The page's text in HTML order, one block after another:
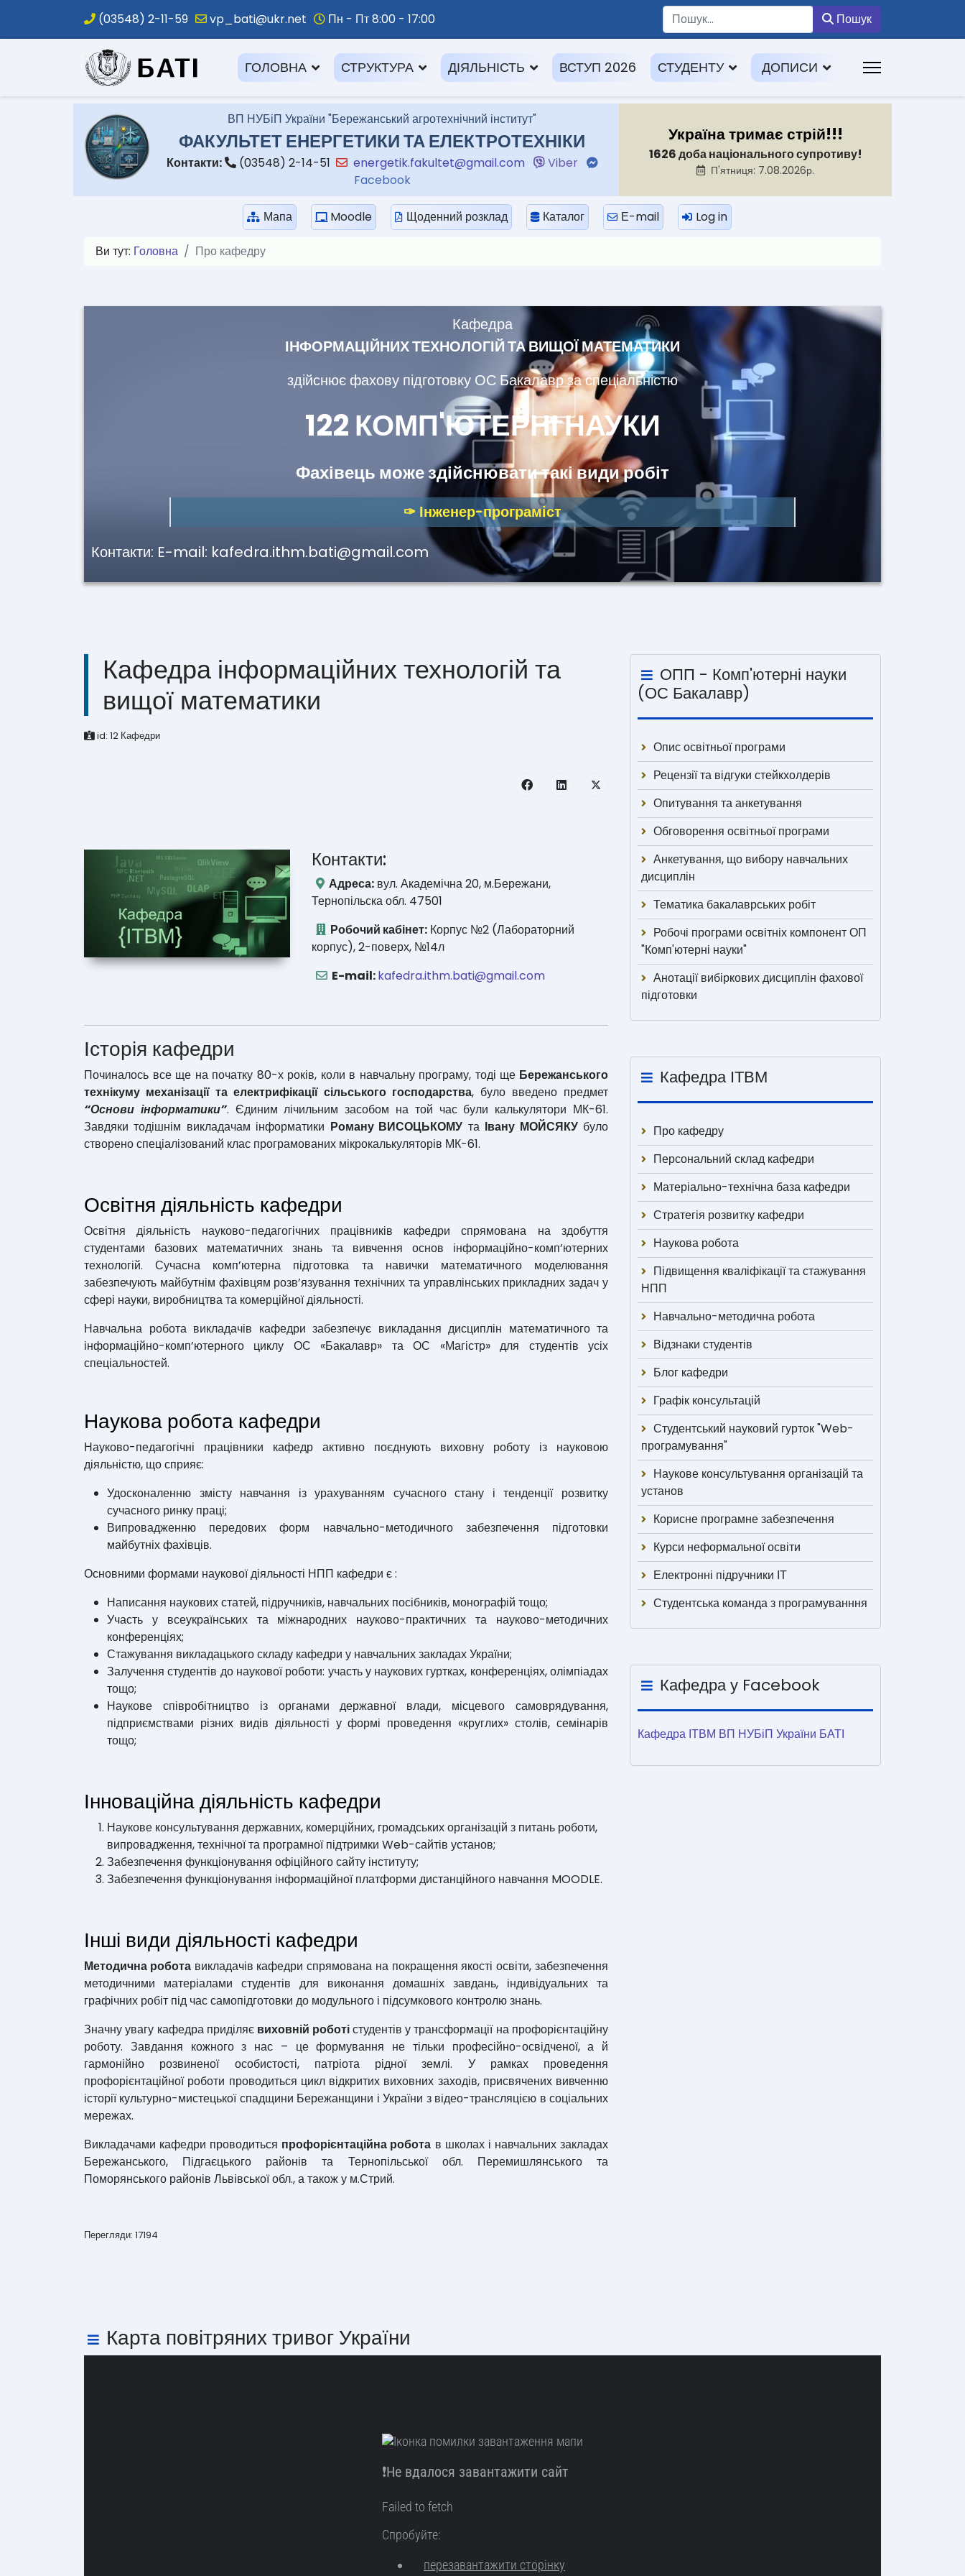
(03548) 2-11-59 vp_bati@ukr.net Пн - Пт 8:00 - 17:00 Пошук
.
ГОЛОВНА СТРУКТУРА ДІЯЛЬНІСТЬ ВСТУП 2026 СТУДЕНТУ ДОПИСИ
ВП НУБіП України "Бережанський агротехнічний інститут"
ФАКУЛЬТЕТ ЕНЕРГЕТИКИ ТА ЕЛЕКТРОТЕХНІКИ
Контакти: (03548) 2-14-51 energetik.fakultet@gmail.com
Viber
Facebook
Україна тримає стрій!!!
1626 доба національного супротиву!
П'ятниця: 7.08.2026р.
Мапа Moodle Щоденний розклад Каталог Е-mail Log in
Ви тут: Головна Про кафедру
Кафедра
ІНФОРМАЦІЙНИХ ТЕХНОЛОГІЙ ТА ВИЩОЇ МАТЕМАТИКИ
здійснює фахову підготовку ОС Бакалавр за спеціальністю
122 КОМП'ЮТЕРНІ НАУКИ
Фахівець може здійснювати такі види робіт
✑ Інженер-програміст
Контакти: E-mail: kafedra.ithm.bati@gmail.com
Кафедра інформаційних технологій та
вищої математики
id: 12 Кафедри
Контакти:
Адреса:вул. Академічна 20, м.Бережани,
Тернопільска обл. 47501
Робочий кабінет:Корпус №2 (Лабораторний
корпус), 2-поверх, №14л
E-mail:kafedra.ithm.bati@gmail.com
Історія кафедри
Починалось все ще на початку 80-х років, коли в навчальну програму, тоді ще Бережанського
технікуму механізації та електрифікації сільського господарства, було введено предмет
“Основи інформатики”. Єдиним лічильним засобом на той час були калькулятори МК-61.
Завдяки тодішнім викладачам інформатики Роману ВИСОЦЬКОМУ та Івану МОЙСЯКУбуло
створено спеціалізований клас програмованих мікрокалькуляторів МК-61.
Освітня діяльність кафедри
Освітня діяльність науково-педагогічних працівників кафедри спрямована на здобуття
студентами базових математичних знань та вивчення основ інформаційно-комп’ютерних
технологій. Сучасна комп’ютерна підготовка та навички математичного моделювання
забезпечують майбутнім фахівцям розв’язування технічних та управлінських прикладних задач у
сфері науки, виробництва та комерційної діяльності.
Навчальна робота викладачів кафедри забезпечує викладання дисциплін математичного та
інформаційно-комп’ютерного циклу ОС «Бакалавр» та ОС «Магістр» для студентів усіх
спеціальностей.
Наукова робота кафедри
Науково-педагогічні працівники кафедр активно поєднують виховну роботу із науковою
діяльністю, що сприяє:
Удосконаленню змісту навчання із урахуванням сучасного стану і тенденції розвитку
сучасного ринку праці;
Випровадженню передових форм навчально-методичного забезпечення підготовки
майбутніх фахівців.
Основними формами наукової діяльності НПП кафедри є :
Написання наукових статей, підручників, навчальних посібників, монографій тощо;
Участь у всеукраїнських та міжнародних науково-практичних та науково-методичних
конференціях;
Стажування викладацького складу кафедри у навчальних закладах України;
Залучення студентів до наукової роботи: участь у наукових гуртках, конференціях, олімпіадах
тощо;
Наукове співробітництво із органами державної влади, місцевого самоврядування,
підприємствами різних видів діяльності у формі проведення «круглих» столів, семінарів
тощо;
Інноваційна діяльність кафедри
Наукове консультування державних, комерційних, громадських організацій з питань роботи,
випровадження, технічної та програмної підтримки Web-сайтів установ;
Забезпечення функціонування офіційного сайту інституту;
Забезпечення функціонування інформаційної платформи дистанційного навчання MOODLE.
Інші види діяльності кафедри
Методична роботавикладачів кафедри спрямована на покращення якості освіти, забезпечення
методичними матеріалами студентів для виконання домашніх завдань, індивідуальних та
графічних робіт під час самопідготовки до модульного і підсумкового контролю знань.
Значну увагу кафедра приділяє виховній роботістудентів у трансформації на профорієнтаційну
роботу. Завдання кожного з нас – це формування не тільки професійно-освідченої, а й
гармонійно розвиненої особистості, патріота рідної землі. У рамках проведення
профорієнтаційної роботи проводиться цикл відкритих виховних заходів, присвячених вивченню
історії культурно-мистецької спадщини Бережанщини і України з відео-трансляцією в соціальних
мережах.
Викладачами кафедри проводиться профорієнтаційна робота в школах і навчальних закладах
Бережанського, Підгаєцького районів та Тернопільської обл. Перемишлянського та
Поморянського районів Львівської обл., а також у м.Стрий.
Перегляди: 17194
ОПП - Комп'ютерні науки
(ОС Бакалавр)
Опис освітньої програми
Рецензії та відгуки стейкхолдерів
Опитування та анкетування
Обговорення освітньої програми
Анкетування, що вибору навчальних
дисциплін
Тематика бакалаврських робіт
Робочі програми освітніх компонент ОП
"Комп'ютерні науки"
Анотації вибіркових дисциплін фахової
підготовки
Кафедра ІТВМ
Про кафедру
Персональний склад кафедри
Матеріально-технічна база кафедри
Стратегія розвитку кафедри
Наукова робота
Підвищення кваліфікації та стажування
НПП
Навчально-методична робота
Відзнаки студентів
Блог кафедри
Графік консультацій
Студентський науковий гурток "Web-
програмування"
Наукове консультування організацій та
установ
Корисне програмне забезпечення
Курси неформальної освіти
Електронні підручники ІТ
Студентська команда з програмуванння
Кафедра у Facebook
Кафедра ІТВМ ВП НУБіП України БАТІ
Карта повітряних тривог України